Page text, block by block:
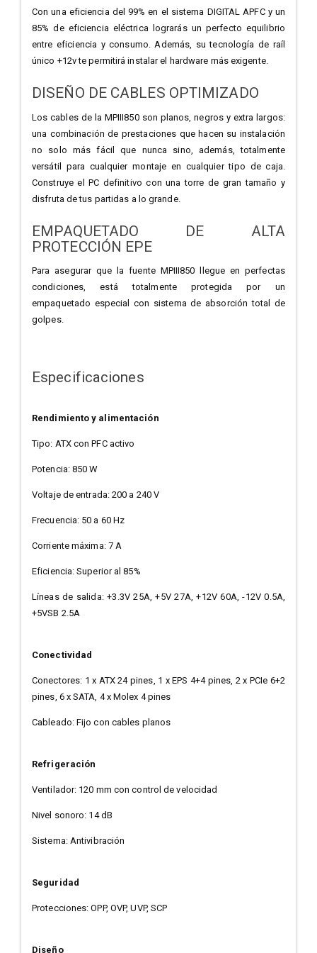
Con una eficiencia del 99% en el sistema DIGITAL APFC y un
85% de eficiencia eléctrica lograrás un perfecto equilibrio
entre eficiencia y consumo. Además, su tecnología de raíl
único +12v te permitirá instalar el hardware más exigente.
DISEÑO DE CABLES OPTIMIZADO
Los cables de la MPIII850 son planos, negros y extra largos:
una combinación de prestaciones que hacen su instalación
no solo más fácil que nunca sino, además, totalmente
versátil para cualquier montaje en cualquier tipo de caja.
Construye el PC definitivo con una torre de gran tamaño y
disfruta de tus partidas a lo grande.
EMPAQUETADO DE ALTA
PROTECCIÓN EPE
Para asegurar que la fuente MPIII850 llegue en perfectas
condiciones, está totalmente protegida por un
empaquetado especial con sistema de absorción total de
golpes.
Especificaciones
Rendimiento y alimentación
Tipo: ATX con PFC activo
Potencia: 850 W
Voltaje de entrada: 200 a 240 V
Frecuencia: 50 a 60 Hz
Corriente máxima: 7 A
Eficiencia: Superior al 85%
Líneas de salida: +3.3V 25A, +5V 27A, +12V 60A, -12V 0.5A,
+5VSB 2.5A
Conectividad
Conectores: 1 x ATX 24 pines, 1 x EPS 4+4 pines, 2 x PCIe 6+2
pines, 6 x SATA, 4 x Molex 4 pines
Cableado: Fijo con cables planos
Refrigeración
Ventilador: 120 mm con control de velocidad
Nivel sonoro: 14 dB
Sistema: Antivibración
Seguridad
Protecciones: OPP, OVP, UVP, SCP
Diseño